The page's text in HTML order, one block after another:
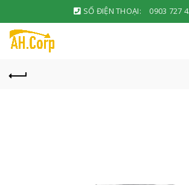
SỐ ĐIỆN THOẠI: 0903 727